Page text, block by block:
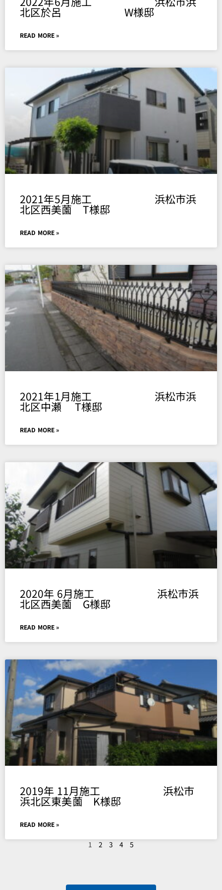
北区於呂 W様邸
READ MORE »
2021年5月施工 浜松市浜
北区西美薗 T様邸
READ MORE »
2021年1月施工 浜松市浜
北区中瀬 T様邸
READ MORE »
2020年 6月施工 浜松市浜
北区西美薗 G様邸
READ MORE »
2019年 11月施工 浜松市
浜北区東美薗 K様邸
READ MORE »
1 2 3 4 5